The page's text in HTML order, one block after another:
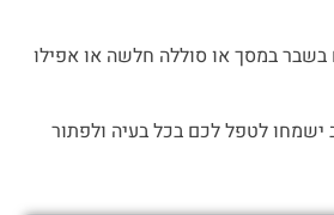
במסך או סוללה חלשה או אפילו
ישמחו לטפל לכם בכל בעיה ולפתור